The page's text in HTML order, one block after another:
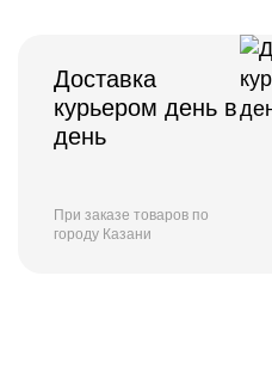
Доставка
курьером день в
день
При заказе товаров по
городу Казани